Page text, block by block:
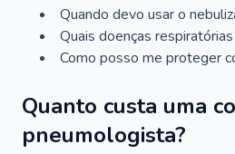
Quando devo usar o
Quais doenças
Como posso me proteger
Quanto custa uma
pneumologista?